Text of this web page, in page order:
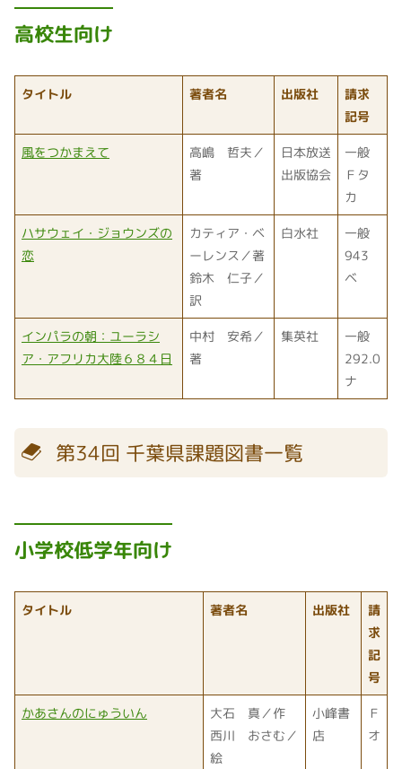
高校生向け
タイトル 著者名 出版社
請求
記号
風をつかまえて
高嶋 哲夫／
著
日本放送
出版協会
一般
Ｆタ
カ
ハサウェイ・ジョウンズの
恋
カティア・ベ
ーレンス／著
鈴木 仁子／
訳
白水社
一般
943
ベ
インパラの朝：ユーラシ
ア・アフリカ大陸６８４日
中村 安希／
著
集英社
一般
292.0
ナ
第34回 千葉県課題図書一覧
小学校低学年向け
タイトル 著者名 出版社
請
求
記
号
かあさんのにゅういん
大石 真／作
西川 おさむ／
絵
小峰書
店
Ｆ
オ